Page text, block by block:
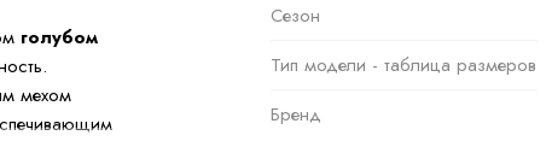
голубом
мехом
Сезон
Тип модели - таблица размеров
Бренд